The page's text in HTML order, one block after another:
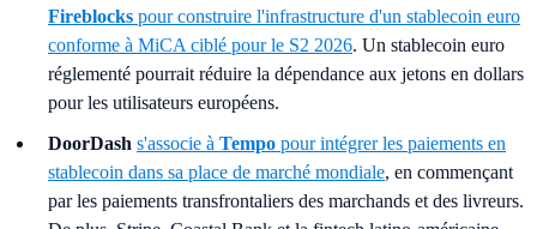
Fireblocks pour construire l'infrastructure d'un stablecoin euro
conforme à MiCA ciblé pour le S2 2026. Un stablecoin euro
réglementé pourrait réduire la dépendance aux jetons en dollars
pour les utilisateurs européens.
DoorDash s'associe à Tempo pour intégrer les paiements en
stablecoin dans sa place de marché mondiale, en commençant
par les paiements transfrontaliers des marchands et des livreurs.